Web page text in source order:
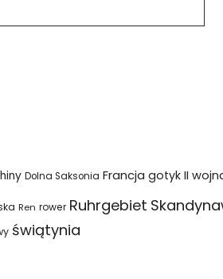
Dolna Saksonia Francja gotyk II
Ren rower Ruhrgebiet
świątynia